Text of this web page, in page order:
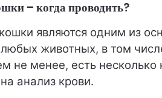
– когда проводить?
являются одним из
животных, в том
не менее, есть
анализ крови.